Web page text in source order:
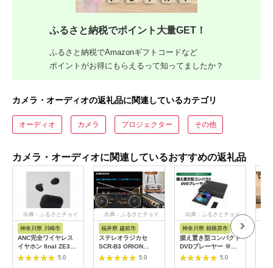
ふるさと納税でポイント大量GET！
ふるさと納税でAmazonギフトコードなど
ポイントがお得にもらえるって知ってましたか？
カメラ・オーディオの返礼品に関連しているカテゴリ
オーディオ カメラ プロジェクター その他
カメラ・オーディオに関連しているおすすめの返礼品
出典：ふるさとチョイ
神奈川県 川崎市
ANC完全ワイヤレス
イヤホン final ZE300
ZE3000の小型モデル
/ノイズキャンセリン
5.0
出典：ふるさとチョイ
福井県 越前市
ステレオラジカセ
SCR-B3 ORION
Bluetooth機能搭載
カラー：ブラック・ホ
5.0
出典：ふるさとチョイ
神奈川県 相模原市
据え置き型コンパクト
DVDプレーヤー ※離
島への配送不可5.0